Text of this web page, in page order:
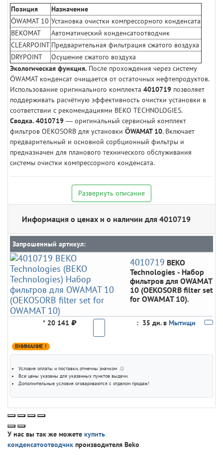
Позиция
Назначение
ÖWAMAT 10 Установка очистки компрессорного конденсата
BEKOMAT
Автоматический конденсатоотводчик
CLEARPOINT Предварительная фильтрация сжатого воздуха
DRYPOINT
Осушение сжатого воздуха
Экологическая функция. После прохождения через систему
ÖWAMAT конденсат очищается от остаточных нефтепродуктов.
Использование оригинального комплекта 4010719 позволяет
поддерживать расчётную эффективность очистки установки в
соответствии с рекомендациями BEKO TECHNOLOGIES.
Сводка. 4010719 — оригинальный сервисный комплект
фильтров OEKOSORB для установки ÖWAMAT 10. Включает
предварительный и основной сорбционный фильтры и
предназначен для планового технического обслуживания
системы очистки компрессорного конденсата.
Развернуть описание
Информация о ценах и о наличии для 4010719
Запрошенный артикул:
4010719 BEKO
Technologies - Набор
фильтров для OWAMAT
10 (OEKOSORB filter set
for OWAMAT 10).
* 20 141 ₽ : 35 дн. в Мытищи
ВНИМАНИЕ !
Условия оплаты и поставки, отмечны значком ⓘ
Все цены указаны для указанных пунктов выдачи.
Дополнительные условия оговариваются с отделом продаж!
У нас вы так же можете купить
конденсатоотводчик производителя Beko